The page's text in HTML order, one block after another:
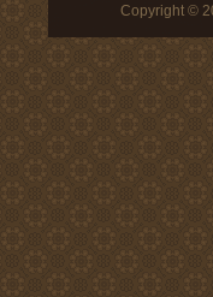
Copyright ©